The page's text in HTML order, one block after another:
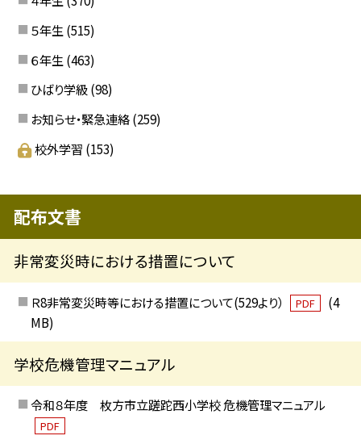
５年生 (515)
６年生 (463)
ひばり学級 (98)
お知らせ・緊急連絡 (259)
校外学習 (153)
配布文書
非常変災時における措置について
Ｒ8非常変災時等における措置について(529より） PDF
(4
MB)
学校危機管理マニュアル
令和８年度 枚方市立蹉跎西小学校 危機管理マニュアル
PDF